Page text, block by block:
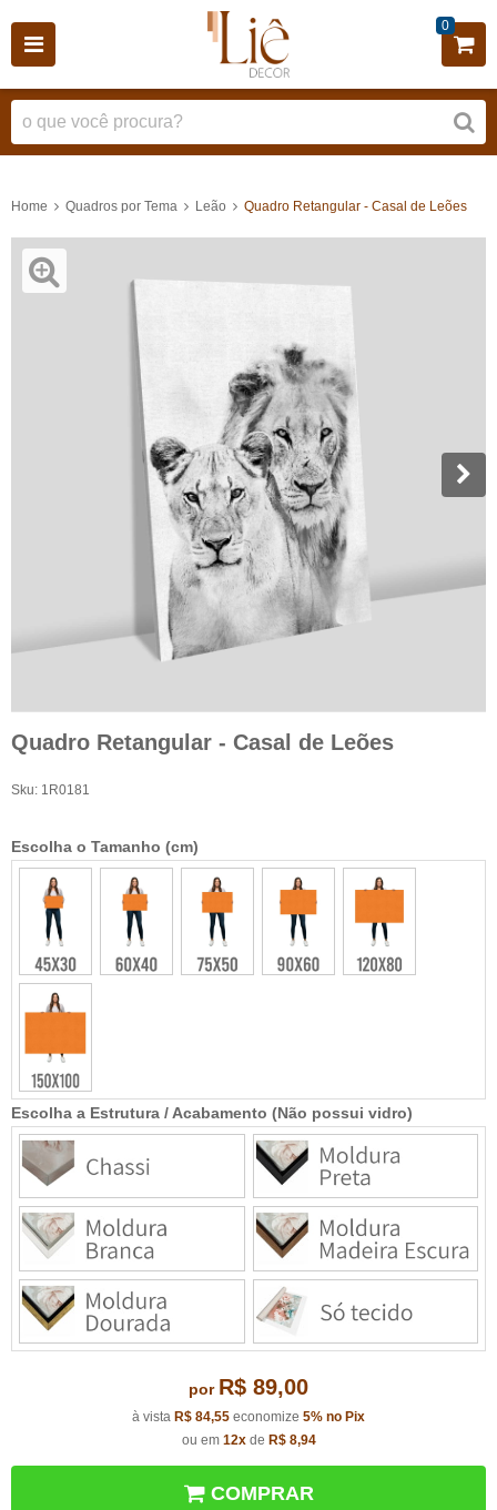
0
Home Quadros por Tema Leão Quadro Retangular - Casal de Leões
Quadro Retangular - Casal de Leões
Sku: 1R0181
Escolha a Estrutura / Acabamento (Não possui vidro)
Escolha o Tamanho (cm)
por R$ 89,00
à vista R$ 84,55 economize 5% no Pix
ou em 12xde R$ 8,94
COMPRAR